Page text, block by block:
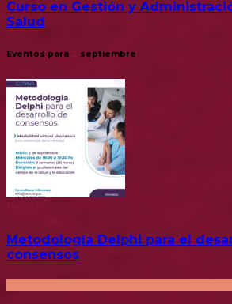
Curso en Gestión y
Salud
Eventos para septiembre
Metodología Delphi para el
consensos